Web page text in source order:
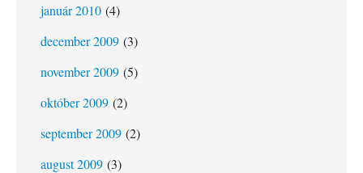
január 2010 (4)
december 2009 (3)
november 2009 (5)
október 2009 (2)
september 2009 (2)
august 2009 (3)